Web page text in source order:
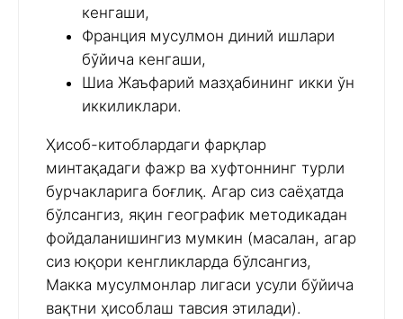
кенгаши,
Франция мусулмон диний ишлари
бўйича кенгаши,
Шиа Жаъфарий мазҳабининг икки ўн
иккиликлари.
Ҳисоб-китоблардаги фарқлар
минтақадаги фажр ва хуфтоннинг турли
бурчакларига боғлиқ. Агар сиз саёҳатда
бўлсангиз, яқин географик методикадан
фойдаланишингиз мумкин (масалан, агар
сиз юқори кенгликларда бўлсангиз,
Макка мусулмонлар лигаси усули бўйича
вақтни ҳисоблаш тавсия этилади).